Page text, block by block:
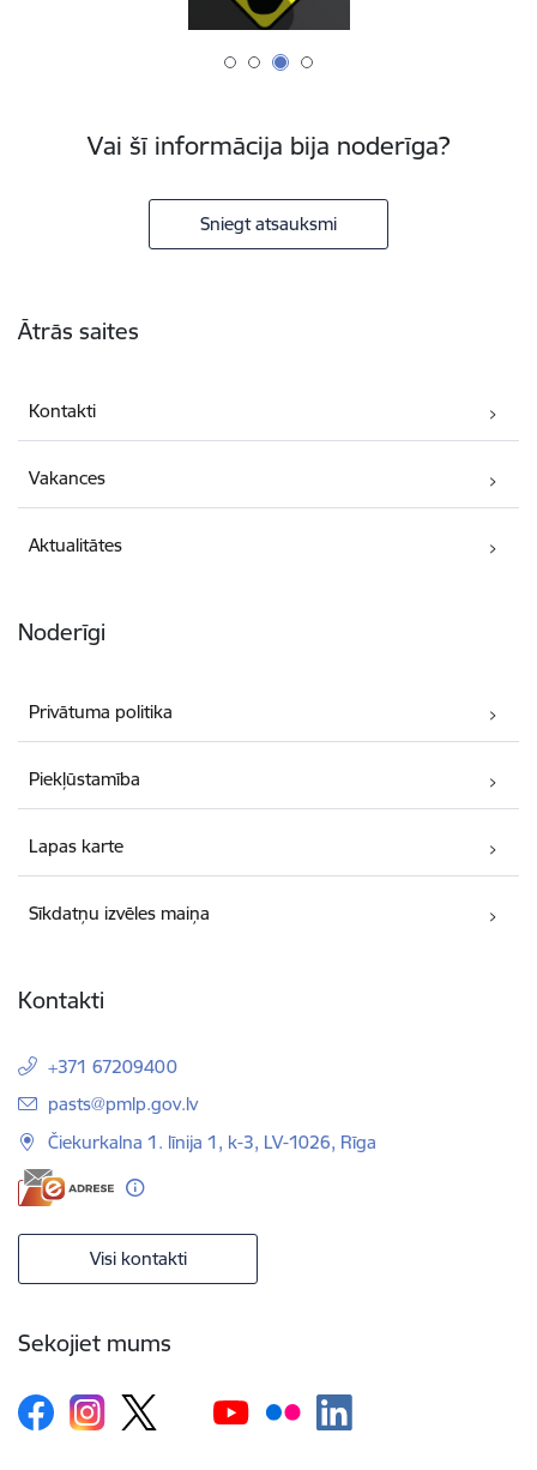
Vai šī informācija bija noderīga?
Sniegt atsauksmi
Ātrās saites
Kontakti
Vakances
Aktualitātes
Noderīgi
Privātuma politika
Piekļūstamība
Lapas karte
Sīkdatņu izvēles maiņa
Kontakti
+371 67209400
E-pasts:
pasts@pmlp.gov.lv
Čiekurkalna 1. līnija 1, k-3, LV-1026, Rīga
Visi kontakti
Sekojiet mums